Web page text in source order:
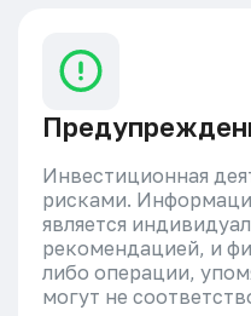
Инвестиционная
рисками.
является
рекомендацией, и
либо операции,
могут не